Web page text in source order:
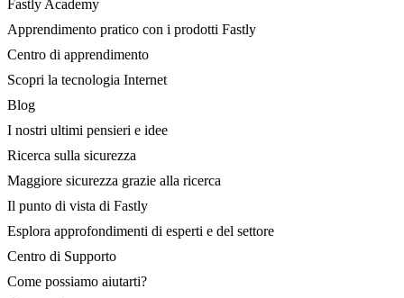
Fastly Academy
Apprendimento pratico con i prodotti Fastly
Centro di apprendimento
Scopri la tecnologia Internet
Blog
I nostri ultimi pensieri e idee
Ricerca sulla sicurezza
Maggiore sicurezza grazie alla ricerca
Il punto di vista di Fastly
Esplora approfondimenti di esperti e del settore
Centro di Supporto
Come possiamo aiutarti?